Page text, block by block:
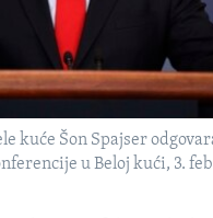
kuće Šon Spajser
u Beloj kući, 3.